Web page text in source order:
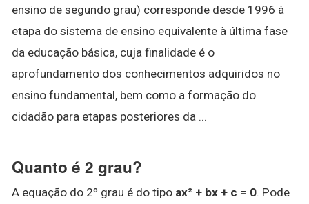
ensino de segundo grau) corresponde desde 1996 à
etapa do sistema de ensino equivalente à última fase
da educação básica, cuja finalidade é o
aprofundamento dos conhecimentos adquiridos no
ensino fundamental, bem como a formação do
cidadão para etapas posteriores da ...
Quanto é 2 grau?
A equação do 2º grau é do tipo ax² + bx + c = 0. Pode